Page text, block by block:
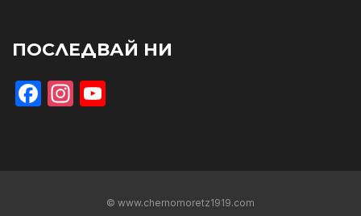
ПОСЛЕДВАЙ НИ
Facebook
Instagram
© www.chernomoretz1919.com